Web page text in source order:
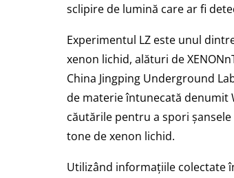
sclipire de lumină care ar fi
Experimentul LZ este unul
xenon lichid, alături de
China Jingping Underground
de materie întunecată denumit
căutările pentru a spori
tone de xenon lichid.
Utilizând informațiile colectate